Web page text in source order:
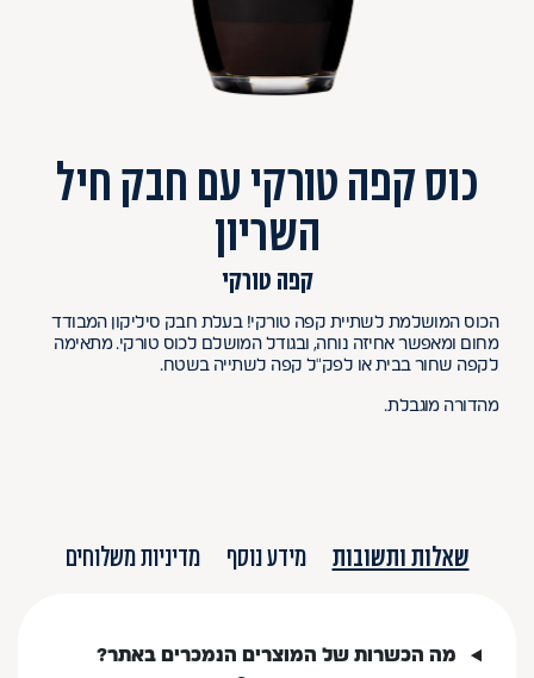
כוס קפה טורקי עם חבק חיל
השריון
קפה טורקי
הכוס המושלמת לשתיית קפה טורקי! בעלת חבק סיליקון המבודד
מחום ומאפשר אחיזה נוחה, ובגודל המושלם לכוס טורקי. מתאימה
לקפה שחור בבית או לפק"ל קפה לשתייה בשטח.
מהדורה מוגבלת.
שאלות ותשובות מידע נוסף מדיניות משלוחים
מה הכשרות של המוצרים הנמכרים באתר?